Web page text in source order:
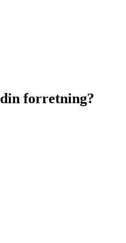
din forretning?